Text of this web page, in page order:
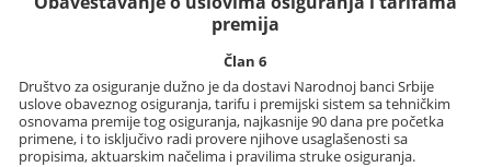
premija
Član 6
Društvo za osiguranje dužno je da dostavi Narodnoj banci Srbije
uslove obaveznog osiguranja, tarifu i premijski sistem sa tehničkim
osnovama premije tog osiguranja, najkasnije 90 dana pre početka
primene, i to isključivo radi provere njihove usaglašenosti sa
propisima, aktuarskim načelima i pravilima struke osiguranja.